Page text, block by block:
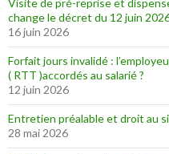
Visite de pré-reprise et
change le décret du 12 juin
16 juin 2026
Forfait jours invalidé :
( RTT )accordés au salarié ?
12 juin 2026
Entretien préalable et droit au
28 mai 2026